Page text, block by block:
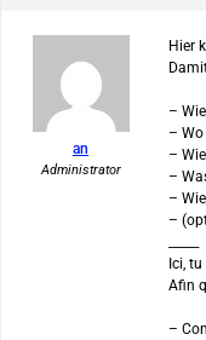
an
Administrator
Hier
–
–
–
–
–
–
Ici,
Afin
–